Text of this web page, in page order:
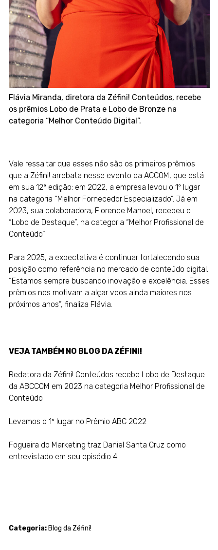
Flávia Miranda, diretora da Zéfini! Conteúdos, recebe
os prêmios Lobo de Prata e Lobo de Bronze na
categoria “Melhor Conteúdo Digital”.
Vale ressaltar que esses não são os primeiros prêmios
que a Zéfini! arrebata nesse evento da ACCOM, que está
em sua 12ª edição: em 2022, a empresa levou o 1º lugar
na categoria “Melhor Fornecedor Especializado”. Já em
2023, sua colaboradora, Florence Manoel, recebeu o
“Lobo de Destaque”, na categoria “Melhor Profissional de
Conteúdo”.
Para 2025, a expectativa é continuar fortalecendo sua
posição como referência no mercado de conteúdo digital.
“Estamos sempre buscando inovação e excelência. Esses
prêmios nos motivam a alçar voos ainda maiores nos
próximos anos”, finaliza Flávia.
VEJA TAMBÉM NO BLOG DA ZÉFINI!
Redatora da Zéfini! Conteúdos recebe Lobo de Destaque
da ABCCOM em 2023 na categoria Melhor Profissional de
Conteúdo
Levamos o 1º lugar no Prêmio ABC 2022
Fogueira do Marketing traz Daniel Santa Cruz como
entrevistado em seu episódio 4
Categoria: Blog da Zéfini!